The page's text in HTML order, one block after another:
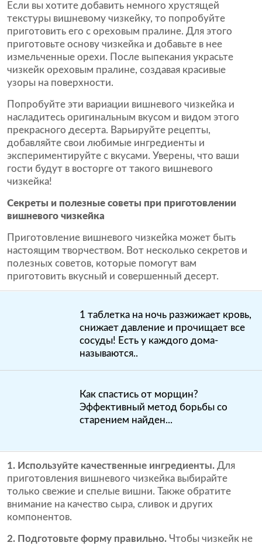
Если вы хотите добавить немного хрустящей
текстуры вишневому чизкейку, то попробуйте
приготовить его с ореховым пралине. Для этого
приготовьте основу чизкейка и добавьте в нее
измельченные орехи. После выпекания украсьте
чизкейк ореховым пралине, создавая красивые
узоры на поверхности.
Попробуйте эти вариации вишневого чизкейка и
насладитесь оригинальным вкусом и видом этого
прекрасного десерта. Варьируйте рецепты,
добавляйте свои любимые ингредиенты и
экспериментируйте с вкусами. Уверены, что ваши
гости будут в восторге от такого вишневого
чизкейка!
Секреты и полезные советы при приготовлении
вишневого чизкейка
Приготовление вишневого чизкейка может быть
настоящим творчеством. Вот несколько секретов и
полезных советов, которые помогут вам
приготовить вкусный и совершенный десерт.
1 таблетка на ночь разжижает кровь,
снижает давление и прочищает все
сосуды! Есть у каждого дома-
называются..
Как спастись от морщин?
Эффективный метод борьбы со
старением найден...
1. Используйте качественные ингредиенты. Для
приготовления вишневого чизкейка выбирайте
только свежие и спелые вишни. Также обратите
внимание на качество сыра, сливок и других
компонентов.
2. Подготовьте форму правильно. Чтобы чизкейк не